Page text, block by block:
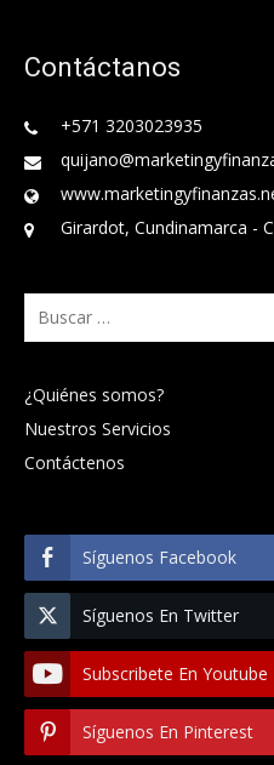
Contáctanos
+571 3203023935
Girardot, Cundinamarca -
Buscar:
¿Quiénes somos?
Nuestros Servicios
Contáctenos
Síguenos Facebook
Síguenos En Twitter
Subscribete En Youtube
Síguenos En Pinterest